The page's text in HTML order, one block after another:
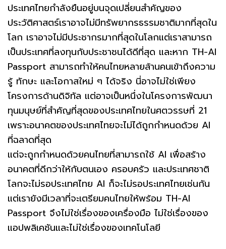
ประเทศไทยกำลังยืนอยู่บนจุดเปลี่ยนสำคัญของ
ประวัติศาสตร์เราอาจไม่มีทรัพยากรธรรมชาติมากที่สุดใน
โลก เราอาจไม่มีประชากรมากที่สุดในโลกแต่เราสามารถ
เป็นประเทศที่ลงทุนกับประชาชนได้ดีที่สุด และหาก TH-AI
Passport สามารถทำให้คนไทยหลายล้านคนเข้าถึงความ
รู้ ทักษะ และโอกาสใหม่ ๆ ได้จริง นี่อาจไม่ใช่เพียง
โครงการด้านดิจิทัล แต่อาจเป็นหนึ่งในโครงการพัฒนา
ทุนมนุษย์ที่สำคัญที่สุดของประเทศไทยในศตวรรษที่ 21
เพราะอนาคตของประเทศไทยจะไม่ได้ถูกกำหนดด้วย AI
ที่ฉลาดที่สุด
แต่จะถูกกำหนดด้วยคนไทยที่สามารถใช้ AI เพื่อสร้าง
อนาคตที่ดีกว่าให้กับตนเอง ครอบครัว และประเทศชาติ
โลกจะไม่รอประเทศไทย AI ก็จะไม่รอประเทศไทยเช่นกัน
แต่เรายังมีเวลาที่จะเตรียมคนไทยให้พร้อม TH-AI
Passport จึงไม่ใช่เรื่องของเครื่องมือ ไม่ใช่เรื่องของ
แอปพลิเคชันและไม่ใช่เรื่องของเทคโนโลยี